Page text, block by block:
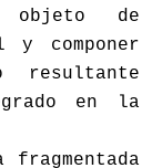
objeto de
componer
resultante
en la